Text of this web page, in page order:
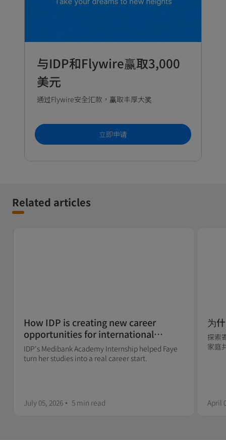
与IDP和Flywire赢取3,000
美元
通过Flywire安全汇款，赢取丰厚大奖
立即申请
Related articles
How IDP is creating new career
opportunities for international
students
IDP's Medibank Academy Internship helped Faye
turn her studies into a real career start.
July 05, 2026 5 min read
为
探索
家庭
April